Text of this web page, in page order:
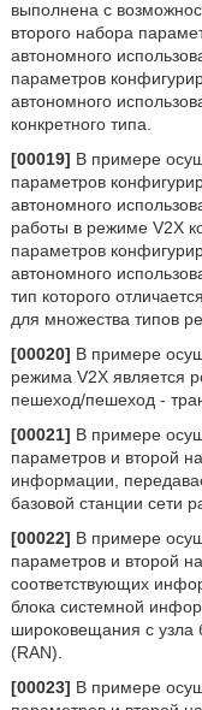
выполнена с
второго набора
автономного
параметров
автономного
конкретного типа.
[00019] В примере
параметров
автономного
работы в режиме V2X
параметров
автономного
тип которого
для множества типов
[00020] В примере
режима V2X является
пешеход/пешеход -
[00021] В примере
параметров и второй
информации,
базовой станции сети
[00022] В примере
параметров и второй
соответствующих
блока системной
широковещания с узла
(RAN).
[00023] В примере